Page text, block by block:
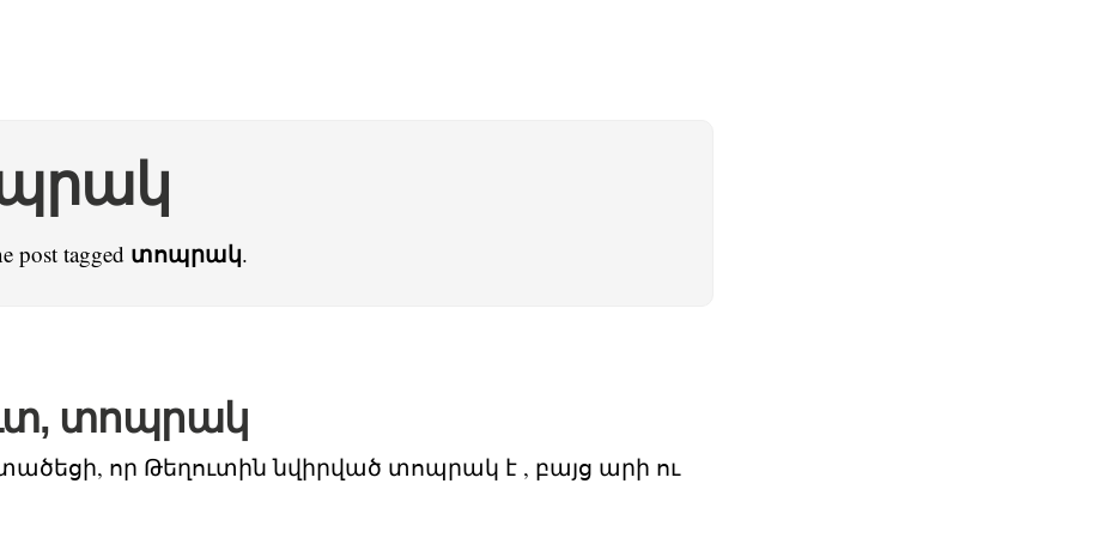
post tagged տոպրակ.
տոպրակ
որ Թեղուտին նվիրված տոպրակ է , բայց արի ու